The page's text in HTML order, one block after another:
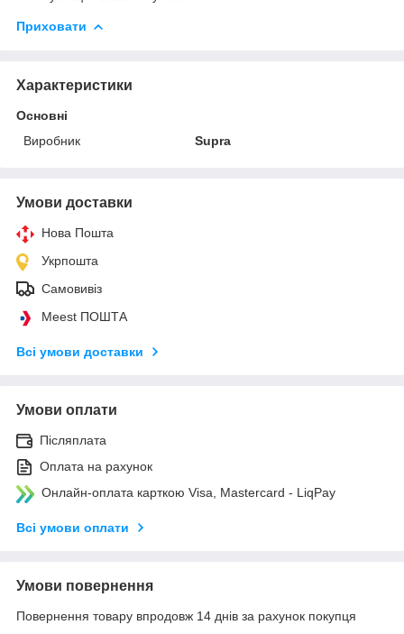
Приховати
Характеристики
Основні
Виробник
Supra
Умови доставки
Нова Пошта
Укрпошта
Самовивіз
Meest ПОШТА
Всі умови доставки
Умови оплати
Післяплата
Оплата на рахунок
Онлайн-оплата карткою Visa, Mastercard - LiqPay
Всі умови оплати
Умови повернення
Повернення товару впродовж 14 днів за рахунок покупця